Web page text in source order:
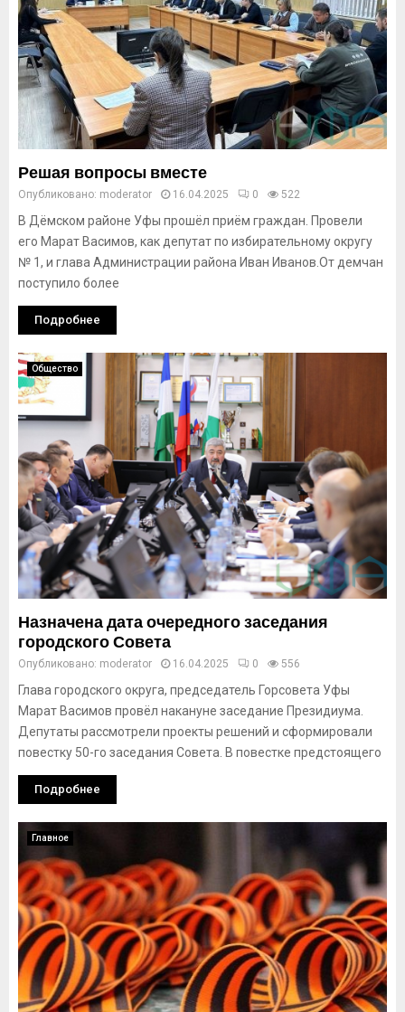
Решая вопросы вместе
Опубликовано: moderator 16.04.2025 0 522
В Дёмском районе Уфы прошёл приём граждан. Провели
его Марат Васимов, как депутат по избирательному округу
№ 1, и глава Администрации района Иван Иванов.От демчан
поступило более
Подробнее
Общество
Назначена дата очередного заседания
городского Совета
Опубликовано: moderator 16.04.2025 0 556
Глава городского округа, председатель Горсовета Уфы
Марат Васимов провёл накануне заседание Президиума.
Депутаты рассмотрели проекты решений и сформировали
повестку 50-го заседания Совета. В повестке предстоящего
Подробнее
Главное